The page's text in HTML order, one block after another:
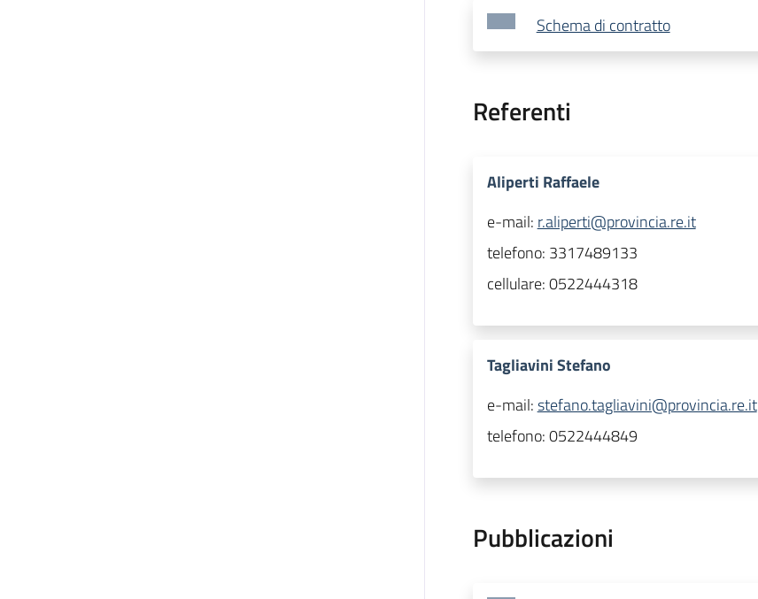
Schema di contratto
Referenti
Aliperti Raffaele
e-mail: r.aliperti@provincia.re.it
telefono: 3317489133
cellulare:0522444318
Tagliavini Stefano
e-mail:stefano.tagliavini@provincia.re.it
telefono:0522444849
Pubblicazioni